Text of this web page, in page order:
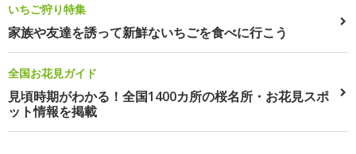
いちご狩り特集
家族や友達を誘って新鮮ないちごを食べに行こう
全国お花見ガイド
見頃時期がわかる！全国1400カ所の桜名所・お花見スポ
ット情報を掲載